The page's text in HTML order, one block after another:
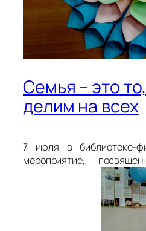
Семья – это
делим на всех
7 июля в
мероприятие,